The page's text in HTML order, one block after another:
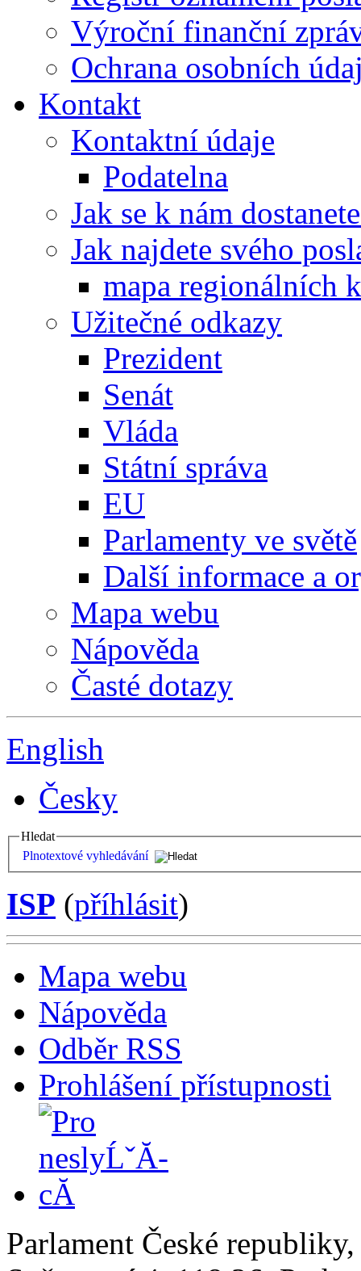
Výroční finanční
Ochrana osobních
Kontakt
Kontaktní údaje
Podatelna
Jak se k nám
Jak najdete svého
mapa regionálních
Užitečné odkazy
Prezident
Senát
Vláda
Státní správa
EU
Parlamenty ve světě
Další informace a
Mapa webu
Nápověda
Časté dotazy
English
Česky
Hledat
Plnotextové vyhledávání
ISP (příhlásit)
Mapa webu
Nápověda
Odběr RSS
Prohlášení přístupnosti
Parlament České